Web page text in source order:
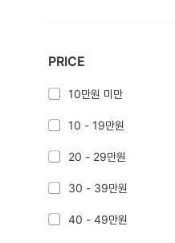
PRICE
10만원 미만
10 - 19만원
20 - 29만원
30 - 39만원
40 - 49만원